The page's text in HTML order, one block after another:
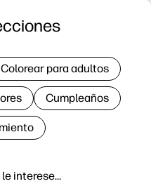
interese…
Colorear para adultos
Cumpleaños